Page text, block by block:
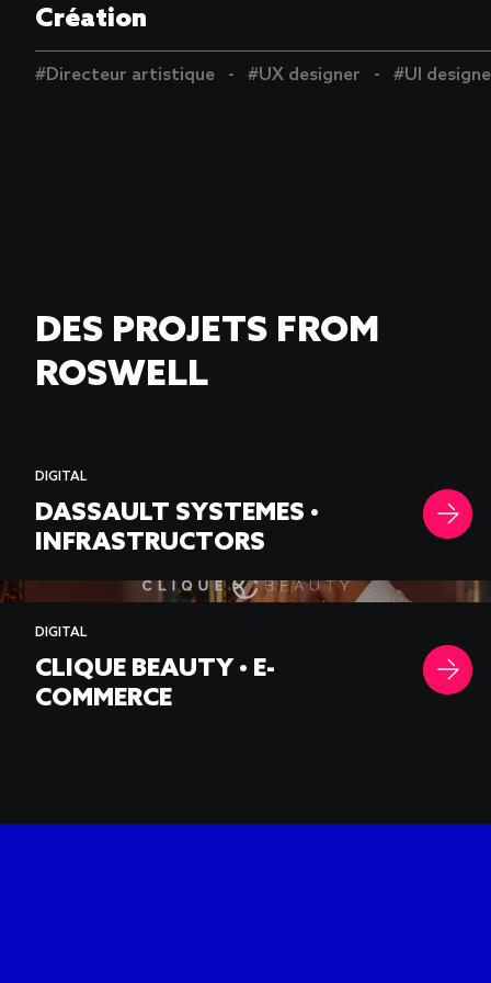
Création
#Directeur artistique #UX designer #UI
DES PROJETS FROM
ROSWELL
DIGITAL
DASSAULT SYSTEMES •
INFRASTRUCTORS
-->
DIGITAL
CLIQUE BEAUTY • E-
COMMERCE